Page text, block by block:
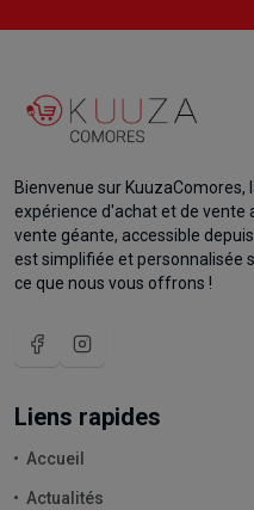
Bienvenue sur
expérience d'achat et de vente
vente géante, accessible
est simplifiée et personnalisée
ce que nous vous offrons !
Liens rapides
Accueil
Actualités